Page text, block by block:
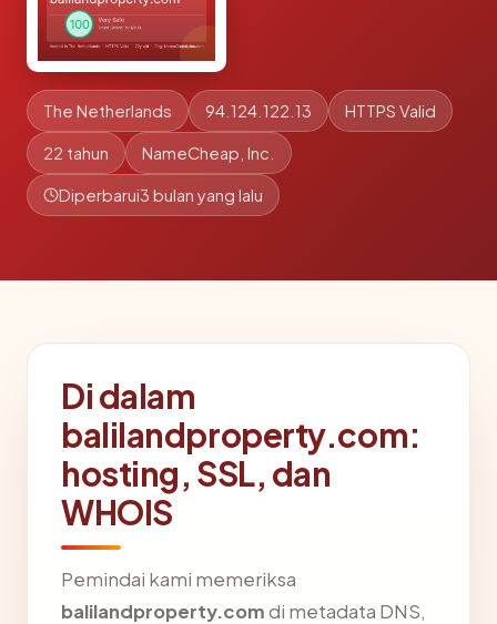
The Netherlands 94.124.122.13 HTTPS Valid
22 tahun NameCheap, Inc.
Diperbarui3 bulan yang lalu
Di dalam
balilandproperty.com:
hosting, SSL, dan
WHOIS
Pemindai kami memeriksa
balilandproperty.comdi metadata DNS,